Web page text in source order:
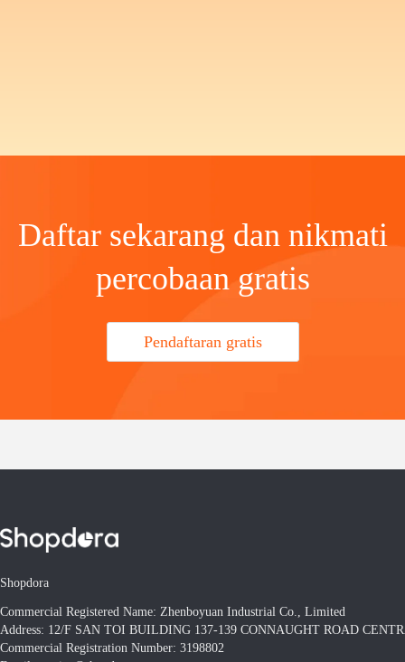
Daftar sekarang dan nikmati
percobaan gratis
Pendaftaran gratis
Shopdora
Commercial Registered Name: Zhenboyuan Industrial Co., Limited
Address: 12/F SAN TOI BUILDING 137-139 CONNAUGHT ROAD
Commercial Registration Number: 3198802